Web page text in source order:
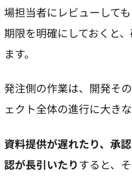
場担当者にレビューして
期限を明確にしておくと
ます。
発注側の作業は、開発そ
ェクト全体の進行に大き
資料提供が遅れたり、承
認が長引いたりすると、